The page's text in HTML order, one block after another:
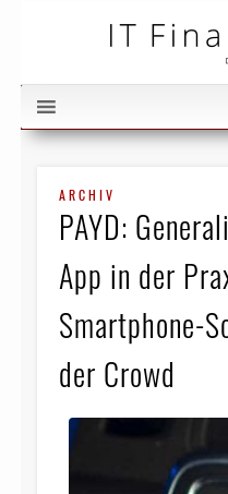
ARCHIV
PAYD:
App in der
Smartphone-
der Crowd